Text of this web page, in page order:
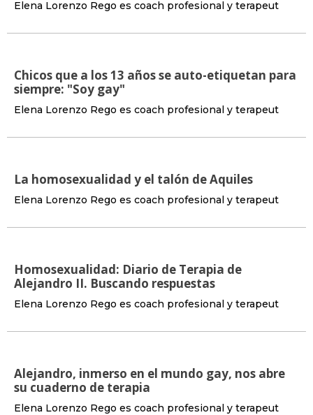
Elena Lorenzo Rego es coach profesional y terapeut
Chicos que a los 13 años se auto-etiquetan para
siempre: "Soy gay"
Elena Lorenzo Rego es coach profesional y terapeut
La homosexualidad y el talón de Aquiles
Elena Lorenzo Rego es coach profesional y terapeut
Homosexualidad: Diario de Terapia de
Alejandro II. Buscando respuestas
Elena Lorenzo Rego es coach profesional y terapeut
Alejandro, inmerso en el mundo gay, nos abre
su cuaderno de terapia
Elena Lorenzo Rego es coach profesional y terapeut